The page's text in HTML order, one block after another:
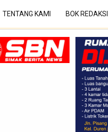
TENTANG KAMI BOK REDAKSI